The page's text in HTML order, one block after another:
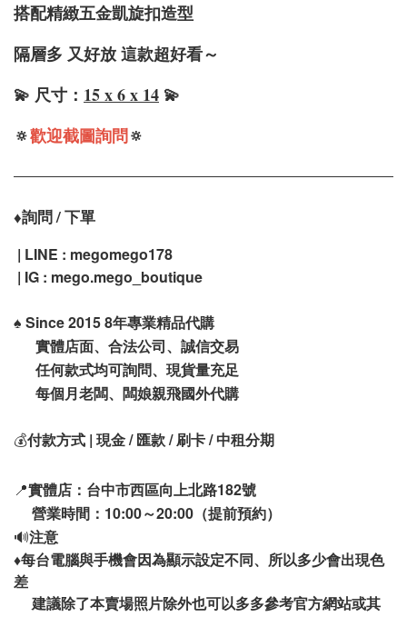
搭配精緻五金凱旋扣造型
隔層多 又好放 這款超好看～
💫 尺寸： 15 x 6 x 14 💫
🔅歡迎截圖詢問🔅
♦️詢問 / 下單
| LINE : megomego178
| IG : mego.mego_boutique
♠️ Since 2015 8年專業精品代購
實體店面、合法公司、誠信交易
任何款式均可詢問、現貨量充足
每個月老闆、闆娘親飛國外代購
💰付款方式 | 現金 / 匯款 / 刷卡 / 中租分期
📍實體店：台中市西區向上北路182號
營業時間：10:00～20:00（提前預約）
🔊注意
♦️每台電腦與手機會因為顯示設定不同、所以多少會出現色
差
建議除了本賣場照片除外也可以多多參考官方網站或其